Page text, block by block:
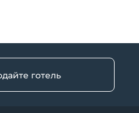
готель